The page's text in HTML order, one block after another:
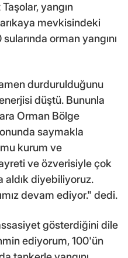
yangın
mevkisindeki
orman yangını
durdurulduğunu
düştü. Bununla
Orman Bölge
saymakla
kurum ve
ve özverisiyle çok
aldık diyebiliyoruz.
devam ediyor." dedi.
gösterdiğini dile
ediyorum, 100'ün